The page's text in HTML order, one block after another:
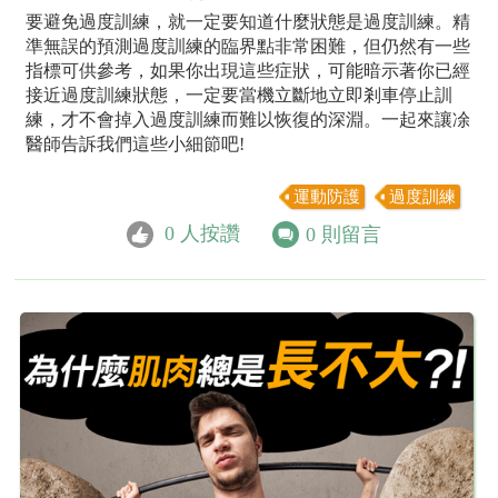
要避免過度訓練，就一定要知道什麼狀態是過度訓練。精
準無誤的預測過度訓練的臨界點非常困難，但仍然有一些
指標可供參考，如果你出現這些症狀，可能暗示著你已經
接近過度訓練狀態，一定要當機立斷地立即剎車停止訓
練，才不會掉入過度訓練而難以恢復的深淵。一起來讓凃
醫師告訴我們這些小細節吧!
運動防護 過度訓練
0 人按讚 0 則留言